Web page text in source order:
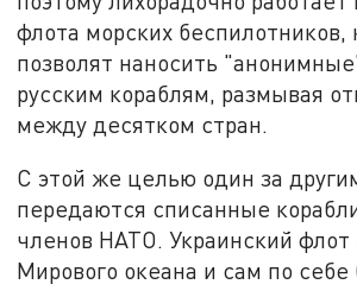
флота морских беспилотников,
позволят наносить
русским кораблям, размывая
между десятком стран.
С этой же целью один за
передаются списанные
членов НАТО. Украинский флот
Мирового океана и сам по себе